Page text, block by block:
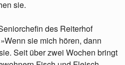
sie.
des Reiterhof
sie mich hören, dann
Seit über zwei Wochen bringt